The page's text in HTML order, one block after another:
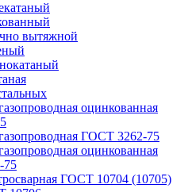
вытяжной
оцинкованная
ГОСТ 3262-75
оцинкованная
75
ГОСТ 10704 (10705)